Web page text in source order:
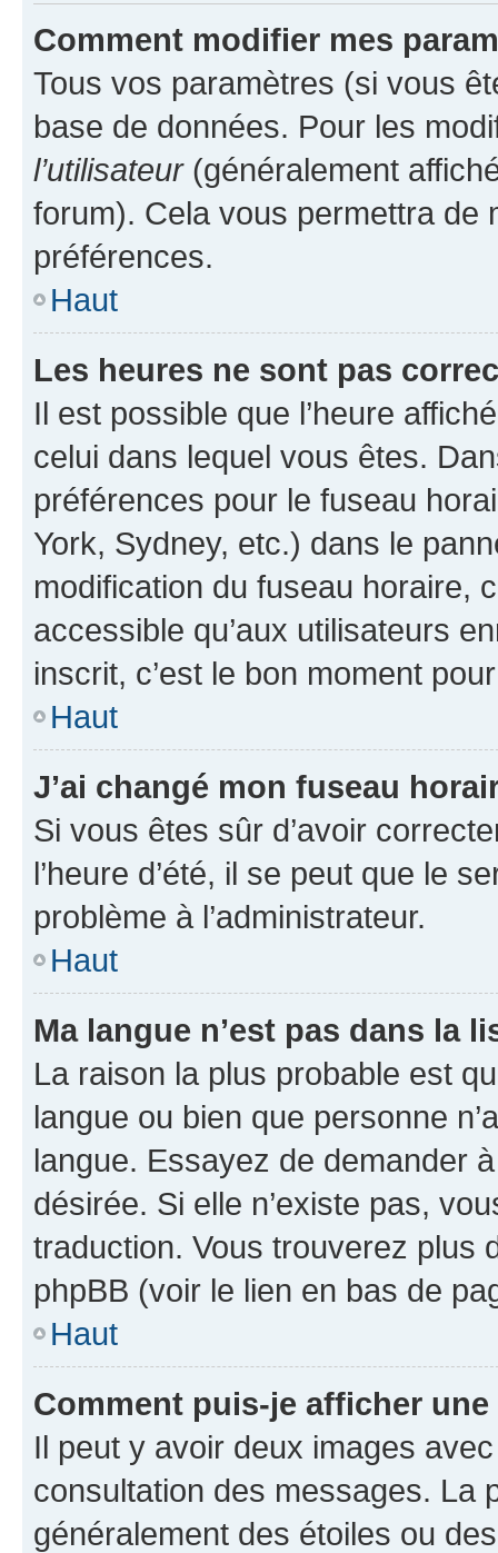
Comment modifier mes
Tous vos paramètres (si vous
base de données. Pour les
l’utilisateur(généralement
forum). Cela vous permettra de
préférences.
Haut
Les heures ne sont pas
Il est possible que l’heure
celui dans lequel vous êtes.
préférences pour le fuseau
York, Sydney, etc.) dans le
modification du fuseau horaire,
accessible qu’aux utilisateurs
inscrit, c’est le bon moment
Haut
J’ai changé mon fuseau
Si vous êtes sûr d’avoir
l’heure d’été, il se peut que le
problème à l’administrateur.
Haut
Ma langue n’est pas dans la
La raison la plus probable est
langue ou bien que personne
langue. Essayez de demander
désirée. Si elle n’existe pas,
traduction. Vous trouverez plus
phpBB (voir le lien en bas de
Haut
Comment puis-je afficher
Il peut y avoir deux images
consultation des messages. La
généralement des étoiles ou